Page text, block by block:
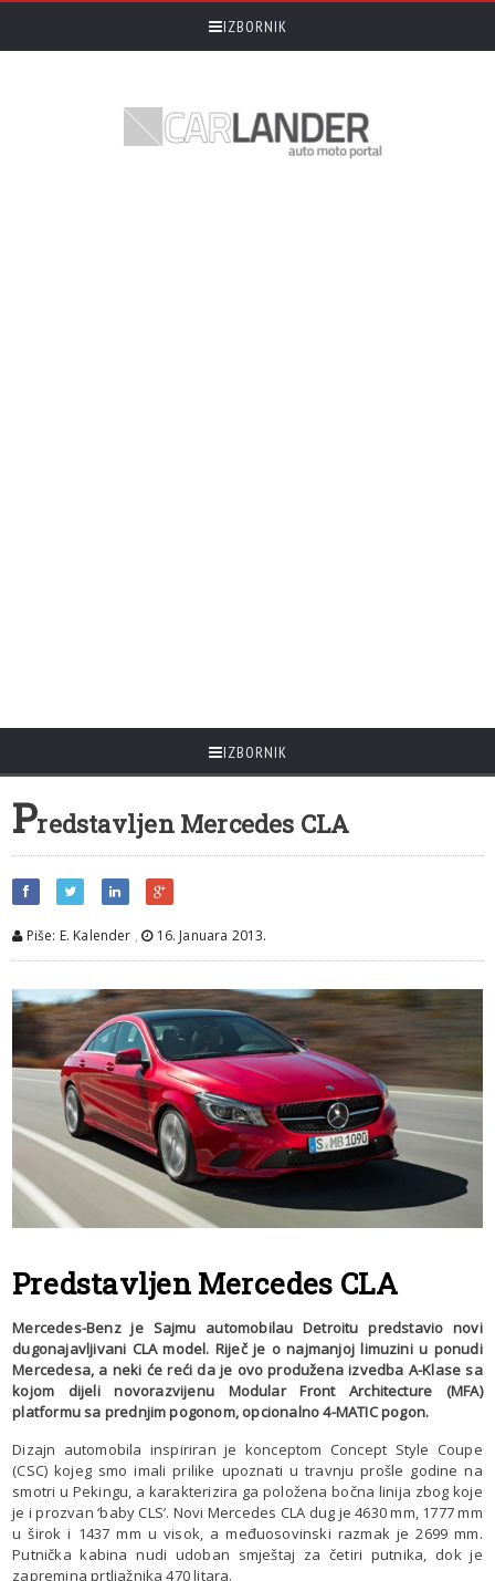
IZBORNIK
IZBORNIK
Predstavljen Mercedes CLA
Piše: E. Kalender , 16. Januara 2013.
Predstavljen Mercedes CLA
Mercedes-Benz je Sajmu automobilau Detroitu predstavio novi
dugonajavljivani CLA model. Riječ je o najmanjoj limuzini u ponudi
Mercedesa, a neki će reći da je ovo produžena izvedba A-Klase sa
kojom dijeli novorazvijenu Modular Front Architecture (MFA)
platformu sa prednjim pogonom, opcionalno 4-MATIC pogon.
Dizajn automobila inspiriran je konceptom Concept Style Coupe
(CSC) kojeg smo imali prilike upoznati u travnju prošle godine na
smotri u Pekingu, a karakterizira ga položena bočna linija zbog koje
je i prozvan ‘baby CLS’. Novi Mercedes CLA dug je 4630 mm, 1777 mm
u širok i 1437 mm u visok, a međuosovinski razmak je 2699 mm.
Putnička kabina nudi udoban smještaj za četiri putnika, dok je
zapremina prtljažnika 470 litara.